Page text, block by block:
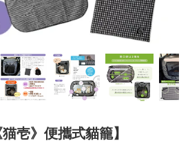
壱》便攜式貓籠】